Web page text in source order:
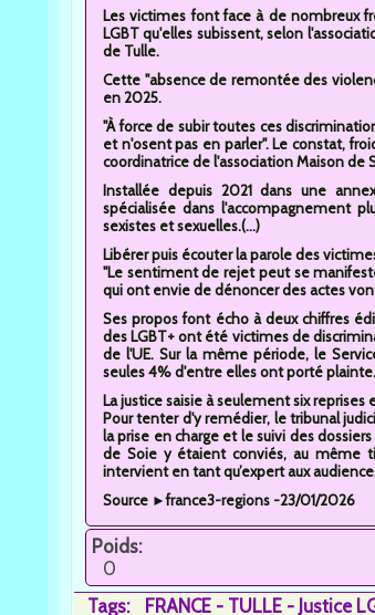
Les victimes font face à de nombreux
LGBT qu'elles subissent, selon
de Tulle.
Cette "absence de remontée des
en 2025.
"À force de subir toutes ces
et n'osent pas en parler". Le constat,
coordinatrice de l'association Maison de
Installée depuis 2021 dans une
spécialisée dans l'accompagnement
sexistes et sexuelles.(...)
Libérer puis écouter la parole des
"Le sentiment de rejet peut se
qui ont envie de dénoncer des actes
Ses propos font écho à deux chiffres
des LGBT+ ont été victimes de
de l'UE. Sur la même période, le
seules 4% d'entre elles ont porté plainte.
La justice saisie à seulement six reprises
Pour tenter d'y remédier, le tribunal
la prise en charge et le suivi des
de Soie y étaient conviés, au même
intervient en tant qu’expert aux
Source ►france3-regions -23/01/2026
Poids:
0
Tags:
FRANCE - TULLE - Justice